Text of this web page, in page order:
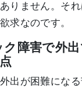
りません。そ
求なのです。
障害で外
出が困難にな